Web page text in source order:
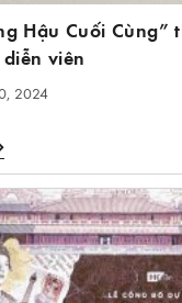
Hậu Cuối Cùng”
viên
2024